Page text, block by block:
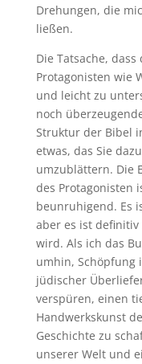
Drehungen, die
ließen.
Die Tatsache,
Protagonisten wie
und leicht zu
noch
Struktur der Bibel
etwas, das Sie
umzublättern. Die
des Protagonisten
beunruhigend. Es
aber es ist definitiv
wird. Als ich das
umhin, Schöpfung
jüdischer
verspüren, einen
Handwerkskunst
Geschichte zu
unserer Welt und